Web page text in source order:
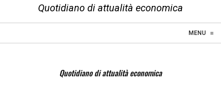
Quotidiano di attualità economica
MENU ≡
☰
Quotidiano di attualità economica